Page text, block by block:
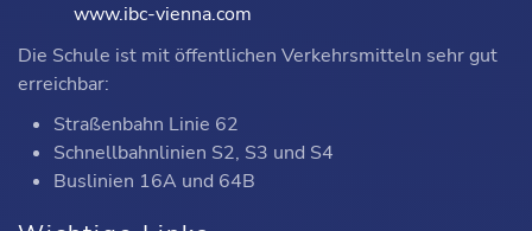
www.ibc-vienna.com
Die Schule ist mit öffentlichen Verkehrsmitteln sehr gut
erreichbar:
Straßenbahn Linie 62
Schnellbahnlinien S2, S3 und S4
Buslinien 16A und 64B